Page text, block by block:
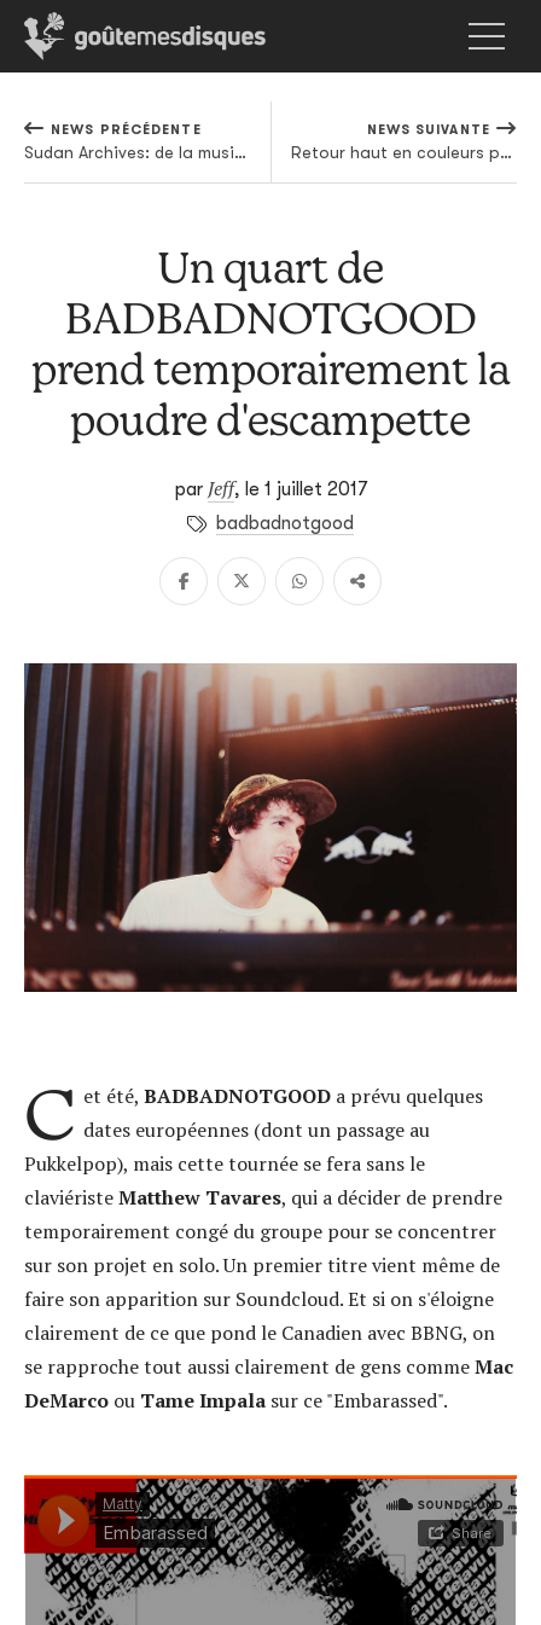
NEWS PRÉCÉDENTE
Sudan Archives: de la musique électronique de l'Ohio aux violons du Soudan
NEWS SUIVANTE
Retour haut en couleurs pour Tyler The Creator avec deux titres et une émission TV
Un quart de
BADBADNOTGOOD
prend temporairement la
poudre d'escampette
par Jeff, le 1 juillet 2017
badbadnotgood
C et été, BADBADNOTGOODa prévu quelques
dates européennes (dont un passage au
Pukkelpop), mais cette tournée se fera sans le
claviéristeMatthew Tavares, qui a décider de prendre
temporairement congé du groupe pour se concentrer
sur son projet en solo. Un premier titre vient même de
faire son apparition sur Soundcloud. Et si on s'éloigne
clairement de ce que pond le Canadien avec BBNG, on
se rapproche tout aussi clairement de gens commeMac
DeMarco ou Tame Impala sur ce "Embarassed".